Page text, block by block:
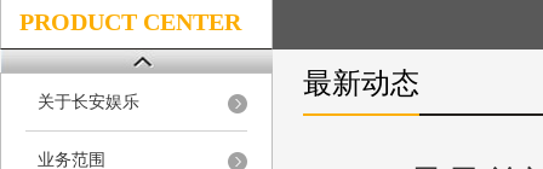
PRODUCT CENTER
关于长安娱乐
业务范围
最新动态